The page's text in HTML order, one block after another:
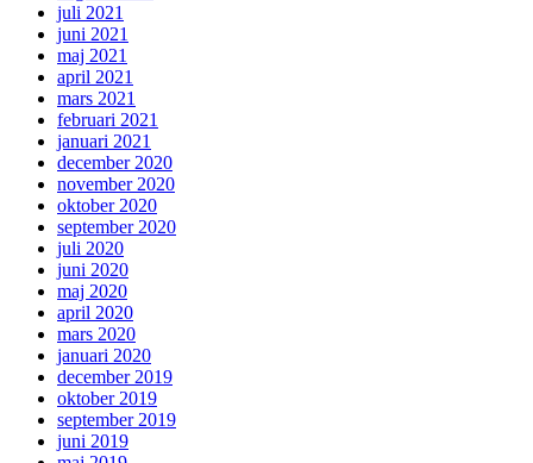
juli 2021
juni 2021
maj 2021
april 2021
mars 2021
februari 2021
januari 2021
december 2020
november 2020
oktober 2020
september 2020
juli 2020
juni 2020
maj 2020
april 2020
mars 2020
januari 2020
december 2019
oktober 2019
september 2019
juni 2019